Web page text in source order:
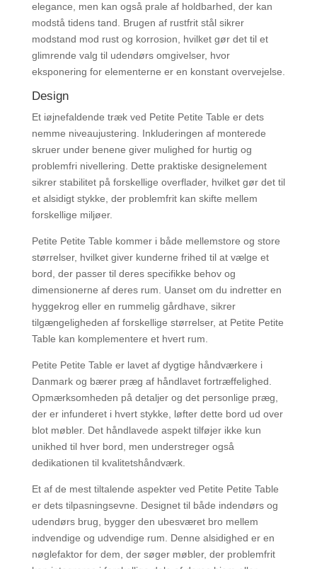
elegance, men kan også prale af holdbarhed, der kan
modstå tidens tand. Brugen af ​​rustfrit stål sikrer
modstand mod rust og korrosion, hvilket gør det til et
glimrende valg til udendørs omgivelser, hvor
eksponering for elementerne er en konstant overvejelse.
Design
Et iøjnefaldende træk ved Petite Petite Table er dets
nemme niveaujustering. Inkluderingen af ​​monterede
skruer under benene giver mulighed for hurtig og
problemfri nivellering. Dette praktiske designelement
sikrer stabilitet på forskellige overflader, hvilket gør det til
et alsidigt stykke, der problemfrit kan skifte mellem
forskellige miljøer.
Petite Petite Table kommer i både mellemstore og store
størrelser, hvilket giver kunderne frihed til at vælge et
bord, der passer til deres specifikke behov og
dimensionerne af deres rum. Uanset om du indretter en
hyggekrog eller en rummelig gårdhave, sikrer
tilgængeligheden af ​​forskellige størrelser, at Petite Petite
Table kan komplementere et hvert rum.
Petite Petite Table er lavet af dygtige håndværkere i
Danmark og bærer præg af håndlavet fortræffelighed.
Opmærksomheden på detaljer og det personlige præg,
der er infunderet i hvert stykke, løfter dette bord ud over
blot møbler. Det håndlavede aspekt tilføjer ikke kun
unikhed til hver bord, men understreger også
dedikationen til kvalitetshåndværk.
Et af de mest tiltalende aspekter ved Petite Petite Table
er dets tilpasningsevne. Designet til både indendørs og
udendørs brug, bygger den ubesværet bro mellem
indvendige og udvendige rum. Denne alsidighed er en
nøglefaktor for dem, der søger møbler, der problemfrit